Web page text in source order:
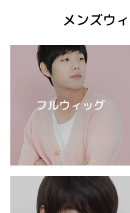
メンズウ
フルウィッグ